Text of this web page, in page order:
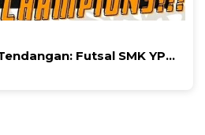
Futsal SMK YP...